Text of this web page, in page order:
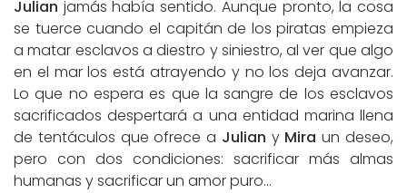
Julian jamás había sentido. Aunque pronto, la cosa
se tuerce cuando el capitán de los piratas empieza
a matar esclavos a diestro y siniestro, al ver que algo
en el mar los está atrayendo y no los deja avanzar.
Lo que no espera es que la sangre de los esclavos
sacrificados despertará a una entidad marina llena
de tentáculos que ofrece a Julian y Mira un deseo,
pero con dos condiciones: sacrificar más almas
humanas y sacrificar un amor puro…